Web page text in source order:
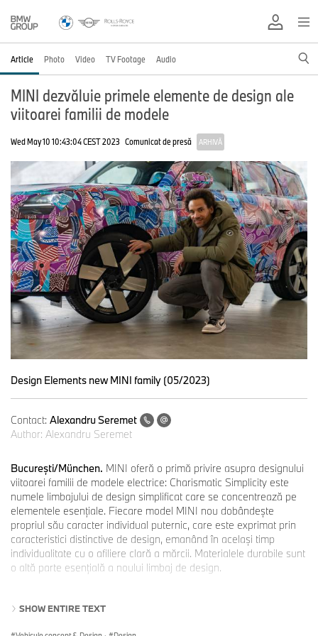
Article Photo Video TV Footage Audio
MINI dezvăluie primele elemente de design ale
viitoarei familii de modele
Wed May 10 10:43:04 CEST 2023 Comunicat de presă ARHIVĂ
Design Elements new MINI family (05/2023)
Contact: Alexandru Seremet
Author: Alexandru Seremet
Bucureşti/München. MINI oferă o primă privire asupra designului
viitoarei familii de modele electrice: Charismatic Simplicity este
numele limbajului de design simplificat care se concentrează pe
elementele esenţiale. Fiecare model MINI nou dobândeşte
propriul său caracter individual puternic, care este exprimat prin
caracteristici distinctive de design, emanând în acelaşi timp
individualitate cu o afiliere clară a mărcii. Materialele durabile sunt
o altă parte esenţială a noului limbaj de design.
"Cu noul limbaj de design Charismatic Simplicity, regândim
complet emblematicul MINI. Abordarea noastră puristă şi
SHOW ENTIRE TEXT